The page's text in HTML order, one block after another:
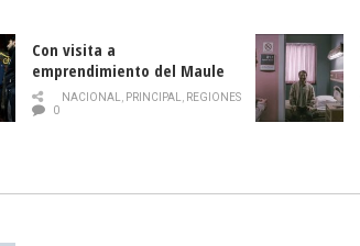
Con visita a
emprendimiento del Maule
y llamado al rescate de la
historia campesina Director
NACIONAL, PRINCIPAL, REGIONES
0